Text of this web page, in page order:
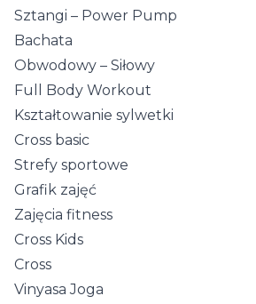
Sztangi – Power Pump
Bachata
Obwodowy – Siłowy
Full Body Workout
Kształtowanie sylwetki
Cross basic
Strefy sportowe
Grafik zajęć
Zajęcia fitness
Cross Kids
Cross
Vinyasa Joga